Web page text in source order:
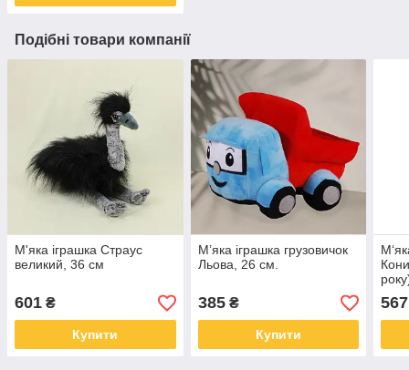
Подібні товари компанії
М'яка іграшка Страус
великий, 36 см
601 ₴
Купити
М’яка іграшка грузовичок
Льова, 26 см.
385₴
Купити
567